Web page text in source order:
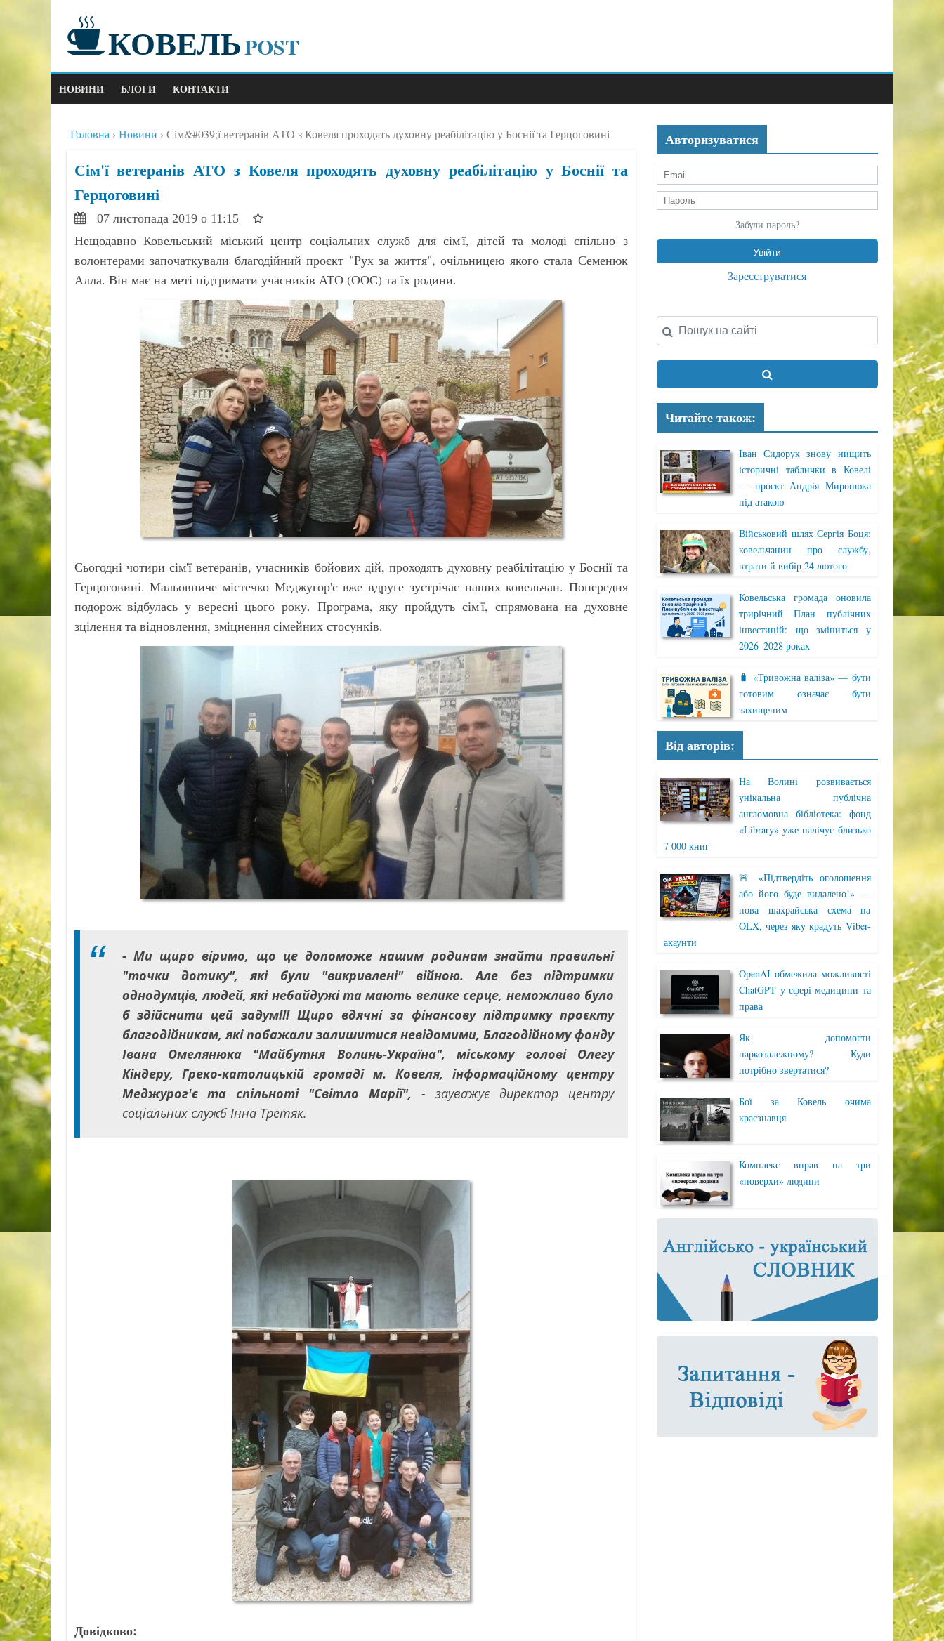
КОВЕЛЬPOST
НОВИНИ БЛОГИ КОНТАКТИ
Головна Новини Сім&#039;ї ветеранів АТО з Ковеля проходять духовну реабілітацію у Боснії та Герцоговині
Сім'ї ветеранів АТО з Ковеля проходять духовну реабілітацію у Боснії та
Герцоговині
07 листопада 2019 о 11:15
Нещодавно Ковельський міський центр соціальних служб для сім'ї, дітей та молоді спільно з
волонтерами започаткували благодійний проєкт "Рух за життя", очільницею якого стала Семенюк
Алла. Він має на меті підтримати учасників АТО (ООС) та їх родини.
Сьогодні чотири сім'ї ветеранів, учасників бойових дій, проходять духовну реабілітацію у Боснії та
Герцоговині. Мальовниче містечко Меджугор'є вже вдруге зустрічає наших ковельчан. Попередня
подорож відбулась у вересні цього року. Програма, яку пройдуть сім'ї, спрямована на духовне
зцілення та відновлення, зміцнення сімейних стосунків.
- Ми щиро віримо, що це допоможе нашим родинам знайти правильні
"точки дотику", які були "викривлені" війною. Але без підтримки
однодумців, людей, які небайдужі та мають велике серце, неможливо було
б здійснити цей задум!!! Щиро вдячні за фінансову підтримку проєкту
благодійникам, які побажали залишитися невідомими, Благодійному фонду
Івана Омелянюка "Майбутня Волинь-Україна", міському голові Олегу
Кіндеру, Греко-католицькій громаді м. Ковеля, інформаційному центру
Меджурог'є та спільноті "Світло Марії",- зауважує директор центру
соціальних служб Інна Третяк.
Довідково:
Авторизуватися
Забули пароль?
Зареєструватися
Читайте також:
Іван Сидорук знову нищить
історичні таблички в Ковелі
— проєкт Андрія Миронюка
під атакою
Військовий шлях Сергія Боця:
ковельчанин про службу,
втрати й вибір 24 лютого
Ковельська громада оновила
трирічний План публічних
інвестицій: що зміниться у
2026–2028 роках
🧳 «Тривожна валіза» — бути
готовим означає бути
захищеним
Від авторів:
На Волині розвивається
унікальна публічна
англомовна бібліотека: фонд
«Library» уже налічує близько
7 000 книг
🚨 «Підтвердіть оголошення
або його буде видалено!» —
нова шахрайська схема на
OLX, через яку крадуть Viber-
акаунти
OpenAI обмежила можливості
ChatGPT у сфері медицини та
права
Як допомогти
наркозалежному? Куди
потрібно звертатися?
Бої за Ковель очима
краєзнавця
Комплекс вправ на три
«поверхи» людини